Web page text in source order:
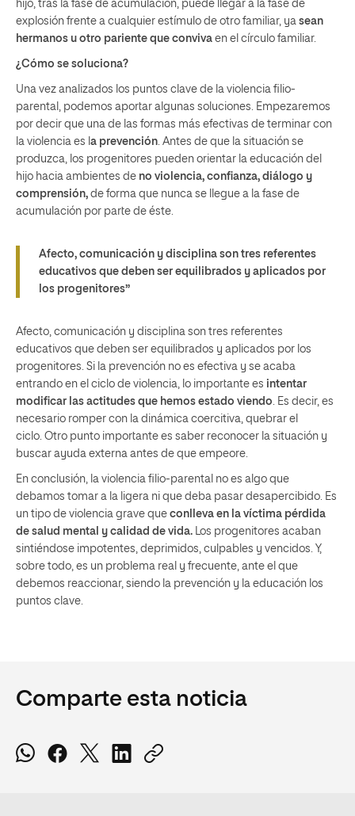
hijo, tras la fase de acumulación, puede llegar a la fase de
explosión frente a cualquier estímulo de otro familiar, ya sean
hermanos u otro pariente que conviva en el círculo familiar.
¿Cómo se soluciona?
Una vez analizados los puntos clave de la violencia filio-
parental, podemos aportar algunas soluciones. Empezaremos
por decir que una de las formas más efectivas de terminar con
la violencia es l a prevención. Antes de que la situación se
produzca, los progenitores pueden orientar la educación del
hijo hacia ambientes de no violencia, confianza, diálogo y
comprensión, de forma que nunca se llegue a la fase de
acumulación por parte de éste.
Afecto, comunicación y disciplina son tres referentes
educativos que deben ser equilibrados y aplicados por
los progenitores”
Afecto, comunicación y disciplina son tres referentes
educativos que deben ser equilibrados y aplicados por los
progenitores. Si la prevención no es efectiva y se acaba
entrando en el ciclo de violencia, lo importante es intentar
modificar las actitudes que hemos estado viendo. Es decir, es
necesario romper con la dinámica coercitiva, quebrar el
ciclo. Otro punto importante es saber reconocer la situación y
buscar ayuda externa antes de que empeore.
En conclusión, la violencia filio-parental no es algo que
debamos tomar a la ligera ni que deba pasar desapercibido. Es
un tipo de violencia grave que conlleva en la víctima pérdida
de salud mental y calidad de vida. Los progenitores acaban
sintiéndose impotentes, deprimidos, culpables y vencidos. Y,
sobre todo, es un problema real y frecuente, ante el que
debemos reaccionar, siendo la prevención y la educación los
puntos clave.
Comparte esta noticia